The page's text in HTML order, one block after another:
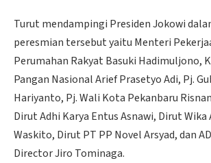
Turut mendampingi Presiden Jokowi
peresmian tersebut yaitu Menteri
Perumahan Rakyat Basuki Hadimuljono,
Pangan Nasional Arief Prasetyo Adi, Pj.
Hariyanto, Pj. Wali Kota Pekanbaru
Dirut Adhi Karya Entus Asnawi, Dirut Wika
Waskito, Dirut PT PP Novel Arsyad, dan
Director Jiro Tominaga.